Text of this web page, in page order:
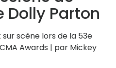
Parton